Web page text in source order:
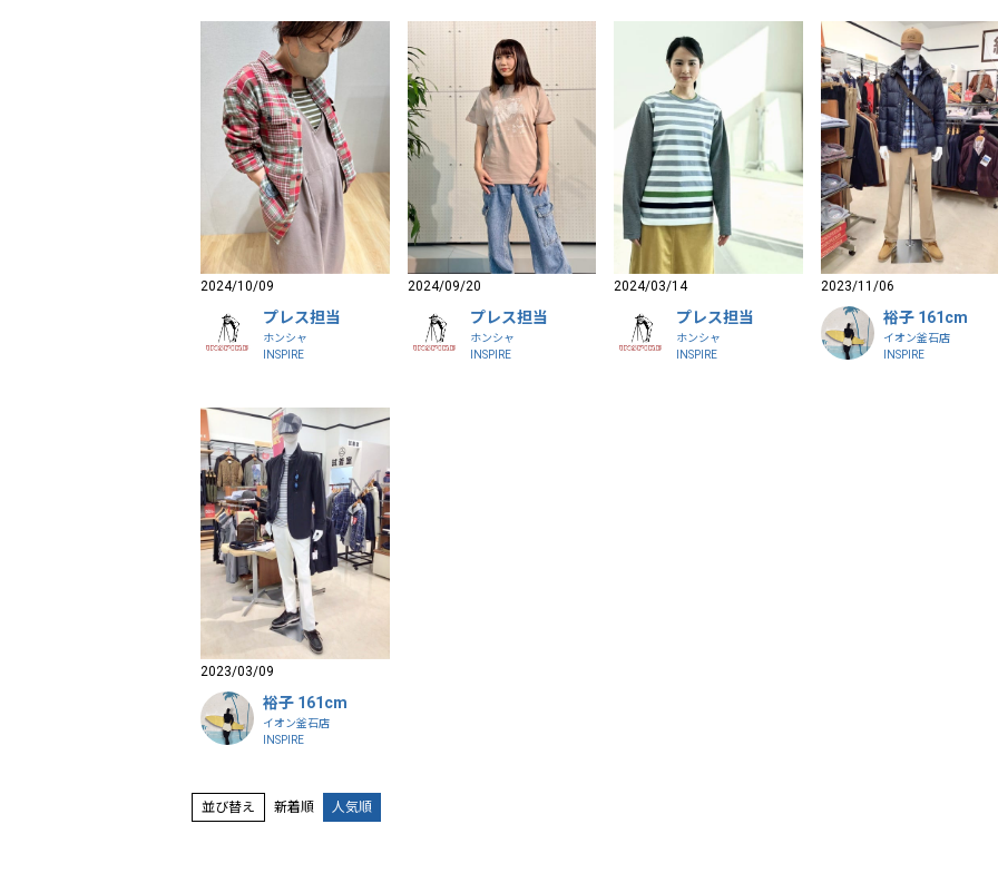
2024/10/09
プレス担当
ホンシャ
INSPIRE
2024/09/20
プレス担当
ホンシャ
INSPIRE
2024/03/14
プレス担当
ホンシャ
INSPIRE
2023/11/06
裕子 161cm
イオン釜石店
INSPIRE
2023/03/09
裕子 161cm
イオン釜石店
INSPIRE
並び替え 新着順 人気順